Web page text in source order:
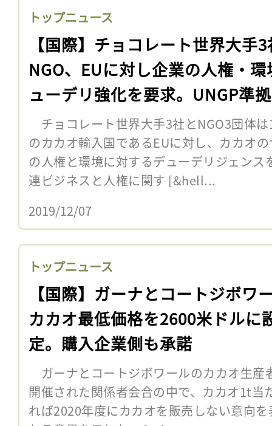
トップニュース
【国際】チョコレート世界大手
NGO、EUに対し企業の人権・環
ューデリ強化を要求。UNGP準
チョコレート世界大手3社とNGO3団体
のカカオ輸入国であるEUに対し、カカオ
の人権と環境に対するデューデリジェン
連ビジネスと人権に関す [&hell...
2019/12/07
トップニュース
【国際】ガーナとコートジボワ
カカオ最低価格を2600米ドルに
定。購入企業側も承諾
ガーナとコートジボワールのカカオ生産
開催された関係者会合の中で、カカオ1t当
れば2020年度にカカオを販売しない意向